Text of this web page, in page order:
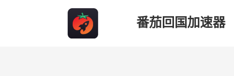
番茄回国加速器